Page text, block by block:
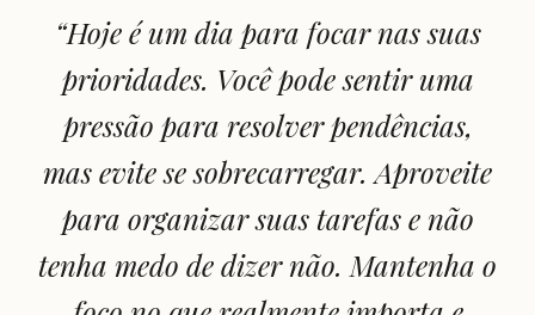
“Hoje é um dia para focar nas suas
prioridades. Você pode sentir uma
pressão para resolver pendências,
mas evite se sobrecarregar. Aproveite
para organizar suas tarefas e não
tenha medo de dizer não. Mantenha o